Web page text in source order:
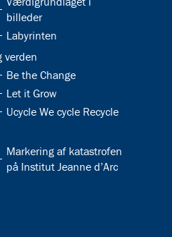
billeder
32.7:
Labyrinten
verden
32.10:
Be the Change
32.12:
Let it Grow
32.14:
Ucycle We cycle Recycle
32.17:
Markering af katastrofen
på Institut Jeanne d’Arc